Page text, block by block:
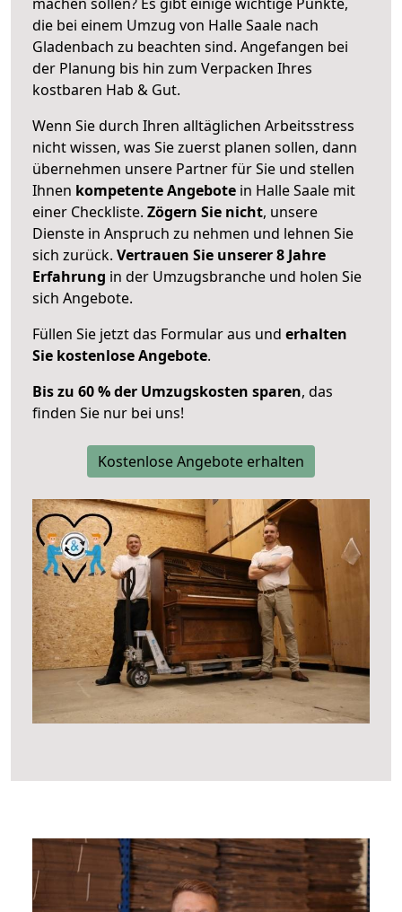
die bei einem Umzug von Halle Saale nach
Gladenbach zu beachten sind. Angefangen bei
der Planung bis hin zum Verpacken Ihres
kostbaren Hab & Gut.
Wenn Sie durch Ihren alltäglichen Arbeitsstress
nicht wissen, was Sie zuerst planen sollen, dann
übernehmen unsere Partner für Sie und stellen
Ihnen kompetente Angebote in Halle Saale mit
einer Checkliste. Zögern Sie nicht, unsere
Dienste in Anspruch zu nehmen und lehnen Sie
sich zurück. Vertrauen Sie unserer 8 Jahre
Erfahrung in der Umzugsbranche und holen Sie
sich Angebote.
Füllen Sie jetzt das Formular aus und erhalten
Sie kostenlose Angebote.
Bis zu 60 % der Umzugskosten sparen, das
finden Sie nur bei uns!
Kostenlose Angebote erhalten